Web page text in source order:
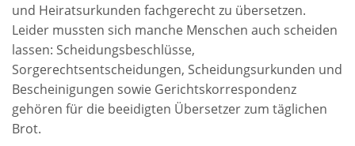
und Heiratsurkunden fachgerecht zu übersetzen.
Leider mussten sich manche Menschen auch scheiden
lassen: Scheidungsbeschlüsse,
Sorgerechtsentscheidungen, Scheidungsurkunden und
Bescheinigungen sowie Gerichtskorrespondenz
gehören für die beeidigten Übersetzer zum täglichen
Brot.